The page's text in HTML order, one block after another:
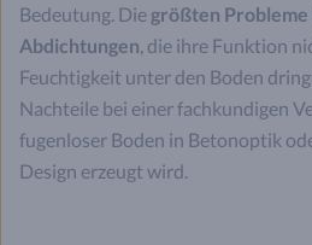
Bedeutung. Die größten
Abdichtungen, die ihre Funktion
Feuchtigkeit unter den Boden
Nachteile bei einer fachkundigen
fugenloser Boden in Betonoptik
Design erzeugt wird.